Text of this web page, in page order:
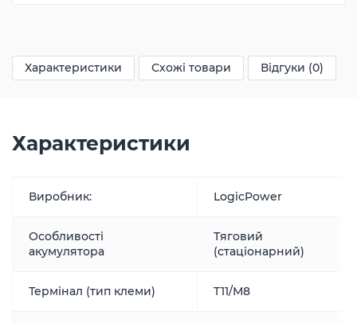
Характеристики Схожі товари Відгуки (0)
Характеристики
Виробник: LogicPower
Особливості
акумулятора
Тяговий
(стаціонарний)
Термінал (тип клеми) T11/М8